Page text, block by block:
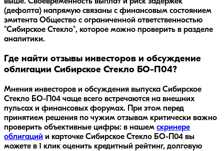
(дефолта) напрямую связаны с финансовым состоянием
эмитента Общество с ограниченной ответственностью
"Сибирское Стекло", которое можно проверить в разделе
аналитики.
Где найти отзывы инвесторов и обсуждение
облигации Сибирское Стекло БО-П04?
Мнения инвесторов и обсуждения выпуска Сибирское
Стекло БО-П04 чаще всего встречаются на внешних
пульсах и финансовых форумах. При этом перед
принятием решения по чужим отзывам критически важно
проверить объективные цифры: в нашем скринере
облигаций и карточке Сибирское Стекло БО-П04 вы
можете в 1 клик оценить кредитный рейтинг, долговую